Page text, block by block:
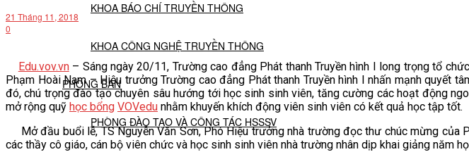
KHOA BÁO CHÍ TRUYỀN THÔNG
KHOA CÔNG NGHỆ TRUYỀN THÔNG
PHÒNG BAN
PHÒNG ĐÀO TẠO VÀ CÔNG TÁC HSSSV
21 Tháng 11, 2018
0
Edu.vov.vn– Sáng ngày 20/11, Trường cao đẳng Phát thanh Truyền hình I long trọng tổ
Phạm Hoài Nam – Hiệu trưởng Trường cao đẳng Phát thanh Truyền hình I nhấn mạnh quyết
đó, chú trọng đào tạo chuyên sâu hướng tới học sinh sinh viên, tăng cường các hoạt động
mở rộng quỹ học bổng VOVedu nhằm khuyến khích động viên sinh viên có kết quả học tập tốt.
Mở đầu buổi lễ, TS Nguyễn Văn Sơn, Phó Hiệu trưởng nhà trường đọc thư chúc mừng của
các thầy cô giáo, cán bộ viên chức và học sinh sinh viên nhà trường nhân dịp khai giảng năm